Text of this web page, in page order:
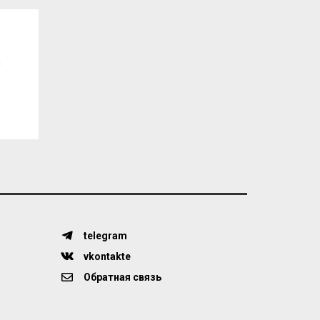
telegram
vkontakte
Обратная связь